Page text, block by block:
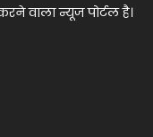
वाला न्यूज पोर्टल है।